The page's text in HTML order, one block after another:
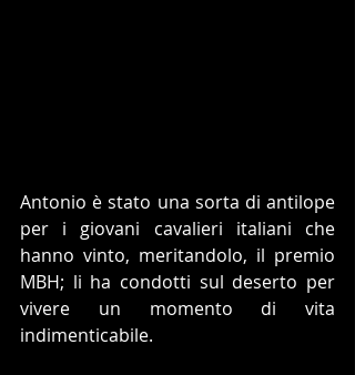
Antonio è stato una sorta di antilope
per i giovani cavalieri italiani che
hanno vinto, meritandolo, il premio
MBH; li ha condotti sul deserto per
vivere un momento di vita
indimenticabile.